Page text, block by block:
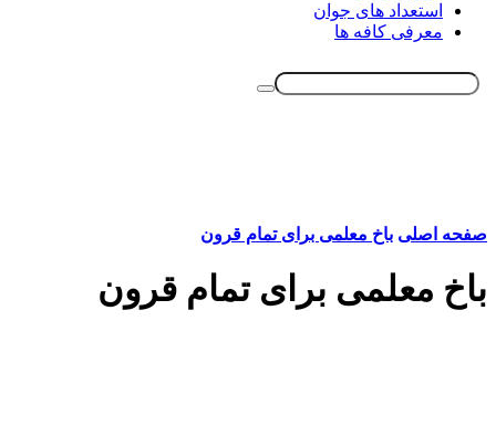
استعداد های جوان
معرفی کافه ها
صفحه اصلی باخ معلمی برای تمام قرون
باخ معلمی برای تمام قرون